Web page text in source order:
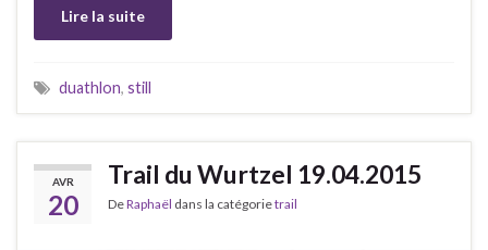
Lire la suite
duathlon, still
AVR
20
Trail du Wurtzel 19.04.2015
DeRaphaël dans la catégorietrail